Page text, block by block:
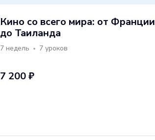
Кино со всего мира: от Франции
до Таиланда
7 недель 7 уроков
7 200 ₽